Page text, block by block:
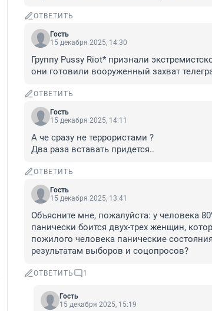
ОТВЕТИТЬ
Гость
15 декабря 2025, 14:30
Группу Pussy Riot* признали
они готовили вооруженный захват
ОТВЕТИТЬ
Гость
15 декабря 2025, 14:11
А че сразу не террористами ?
Два раза вставать придется..
ОТВЕТИТЬ
Гость
15 декабря 2025, 13:41
Объясните мне, пожалуйста: у человека
панически боится двух-трех женщин,
пожилого человека панические
результатам выборов и соцопросов?
ОТВЕТИТЬ 1
Гость
15 декабря 2025, 15:19